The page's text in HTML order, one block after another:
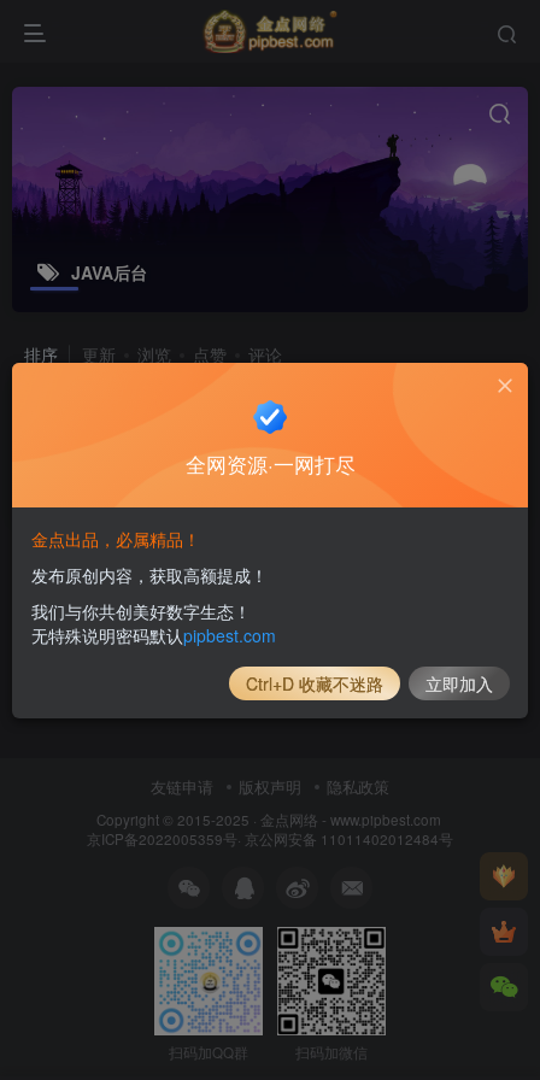
JAVA后台
排序 更新 浏览 点赞 评论
二次元回合手游【荒世的传说】最新整
理单机一键既玩服务端+Linux手工服
务端+多功能JAVA后台+安卓苹果双端
游戏源码
友链申请 版权声明 隐私政策
Copyright © 2015-2025 · 金点网络 - www.pipbest.com
京ICP备2022005359号· 京公网安备 11011402012484号
扫码加QQ群 扫码加微信
全网资源·一网打尽
金点出品，必属精品！
发布原创内容，获取高额提成！
我们与你共创美好数字生态！
无特殊说明密码默认pipbest.com
Ctrl+D 收藏不迷路 立即加入